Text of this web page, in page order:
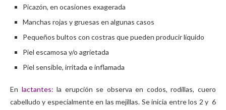
Picazón, en ocasiones exagerada
Manchas rojas y gruesas en algunas casos
Pequeños bultos con costras que pueden producir líquido
Piel escamosa y/o agrietada
Piel sensible, irritada e inflamada
En lactantes: la erupción se observa en codos, rodillas, cuero
cabelludo y especialmente en las mejillas. Se inicia entre los 2 y 6